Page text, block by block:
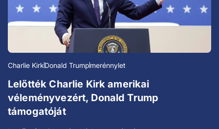
Charlie KirkDonald Trumpmerénnylet
Lelőtték Charlie Kirk amerikai
véleményvezért, Donald Trump
támogatóját